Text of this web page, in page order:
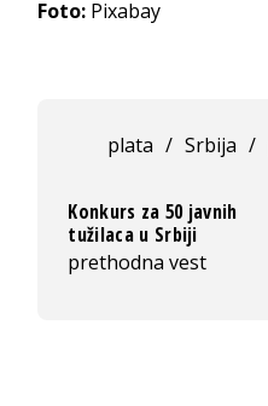
Foto: Pixabay
plata / Srbija /
Konkurs za 50 javnih
tužilaca u Srbiji
prethodna vest